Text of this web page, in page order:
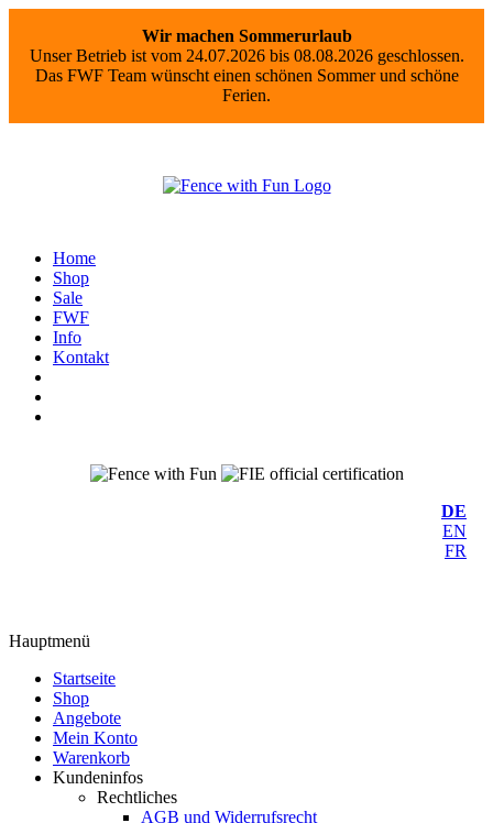
Wir machen Sommerurlaub
Unser Betrieb ist vom 24.07.2026 bis 08.08.2026 geschlossen.
Das FWF Team wünscht einen schönen Sommer und schöne
Ferien.
Home
Shop
Sale
FWF
Info
Kontakt
DE
EN
FR
Hauptmenü
Startseite
Shop
Angebote
Mein Konto
Warenkorb
Kundeninfos
Rechtliches
AGB und Widerrufsrecht